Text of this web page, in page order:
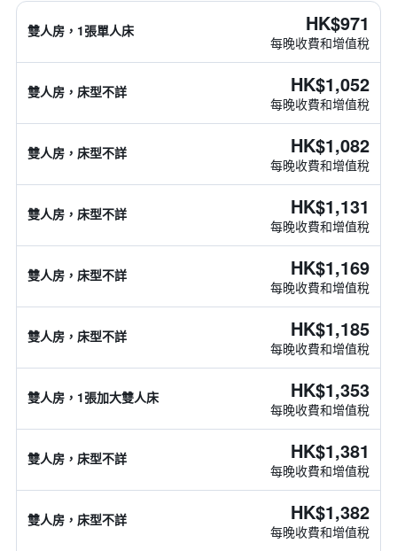
雙人房，1張單人床 HK$971
每晚收費和增值稅
雙人房，床型不詳 HK$1,052
每晚收費和增值稅
雙人房，床型不詳 HK$1,082
每晚收費和增值稅
雙人房，床型不詳 HK$1,131
每晚收費和增值稅
雙人房，床型不詳 HK$1,169
每晚收費和增值稅
雙人房，床型不詳 HK$1,185
每晚收費和增值稅
雙人房，1張加大雙人床 HK$1,353
每晚收費和增值稅
雙人房，床型不詳 HK$1,381
每晚收費和增值稅
雙人房，床型不詳 HK$1,382
每晚收費和增值稅